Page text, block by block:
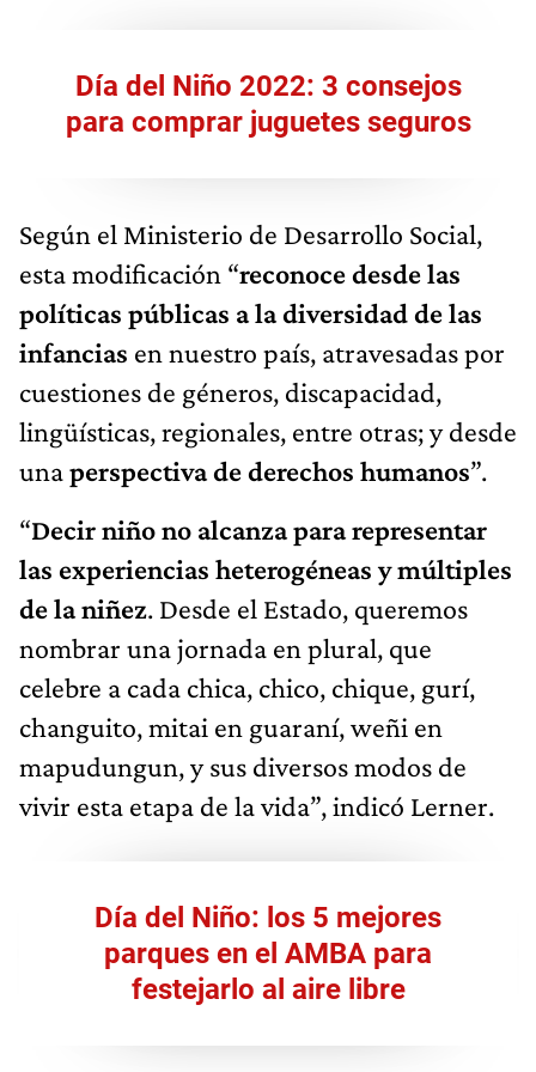
Día del Niño 2022: 3 consejos
para comprar juguetes seguros
Según el Ministerio de Desarrollo Social,
esta modificación “reconoce desde las
políticas públicas a la diversidad de las
infancias en nuestro país, atravesadas por
cuestiones de géneros, discapacidad,
lingüísticas, regionales, entre otras; y desde
unaperspectiva de derechos humanos”.
“Decir niño no alcanza para representar
las experiencias heterogéneas y múltiples
de la niñez. Desde el Estado, queremos
nombrar una jornada en plural, que
celebre a cada chica, chico, chique, gurí,
changuito, mitai en guaraní, weñi en
mapudungun, y sus diversos modos de
vivir esta etapa de la vida”, indicó Lerner.
Día del Niño: los 5 mejores
parques en el AMBA para
festejarlo al aire libre